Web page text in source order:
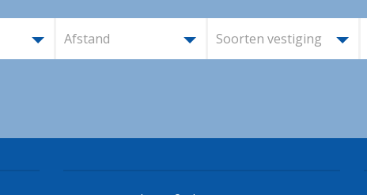
Afstand Soorten vestiging